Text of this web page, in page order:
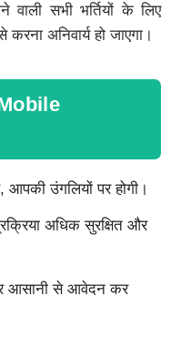
सभी भर्तियों के लिए
अनिवार्य हो जाएगा।
उंगलियों पर होगी।
अधिक सुरक्षित और
आसानी से आवेदन कर